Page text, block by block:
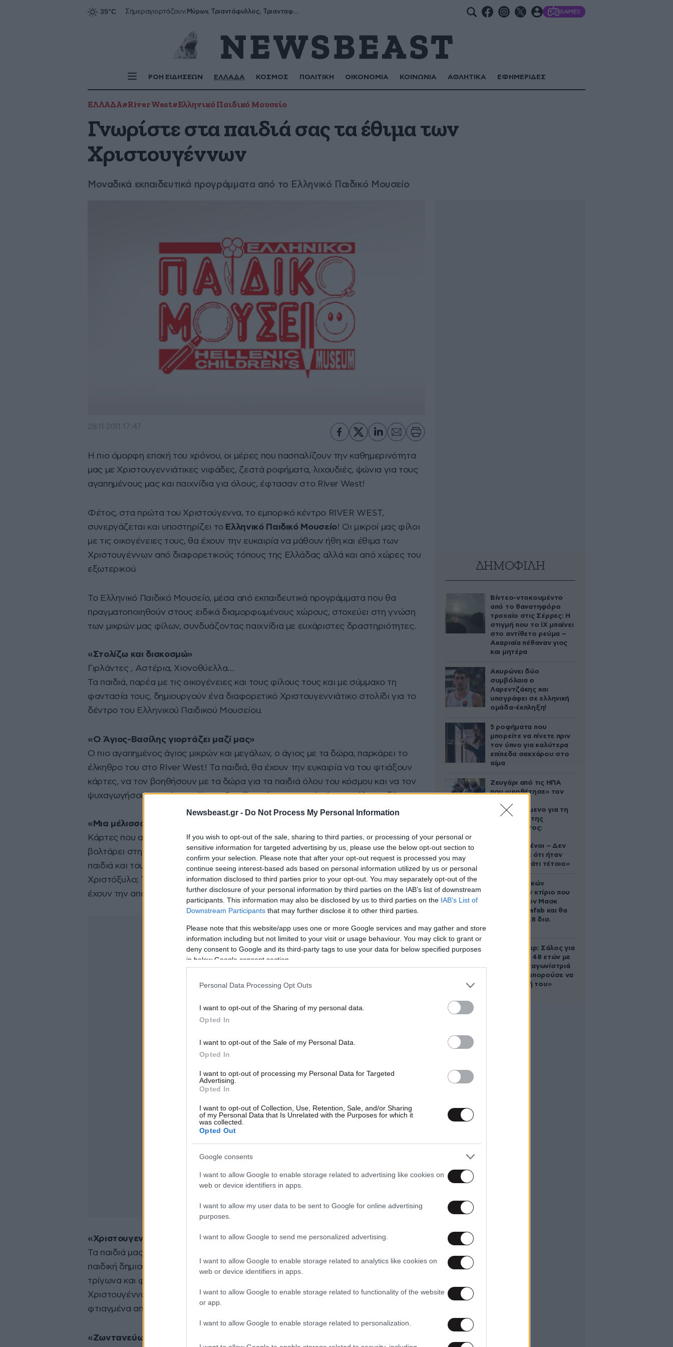
Newsbeast.gr - Do Not Process My Personal Information
If you wish to opt-out of the sale, sharing to third parties, or processing of your personal or
sensitive information for targeted advertising by us, please use the below opt-out section to
confirm your selection. Please note that after your opt-out request is processed you may
continue seeing interest-based ads based on personal information utilized by us or personal
information disclosed to third parties prior to your opt-out. You may separately opt-out of the
further disclosure of your personal information by third parties on the IAB’s list of downstream
participants. This information may also be disclosed by us to third parties on the IAB’s List of
Downstream Participants that may further disclose it to other third parties.
Please note that this website/app uses one or more Google services and may gather and store
information including but not limited to your visit or usage behaviour. You may click to grant or
deny consent to Google and its third-party tags to use your data for below specified purposes
in below Google consent section.
Personal Data Processing Opt Outs
I want to opt-out of the Sharing of my personal data.
Opted In
I want to opt-out of the Sale of my Personal Data.
Opted In
I want to opt-out of processing my Personal Data for Targeted
Advertising.
Opted In
I want to opt-out of Collection, Use, Retention, Sale, and/or Sharing
of my Personal Data that Is Unrelated with the Purposes for which it
was collected.
Opted Out
Google consents
I want to allow Google to enable storage related to advertising like cookies on
web or device identifiers in apps.
I want to allow my user data to be sent to Google for online advertising
purposes.
I want to allow Google to send me personalized advertising.
I want to allow Google to enable storage related to analytics like cookies on
web or device identifiers in apps.
I want to allow Google to enable storage related to functionality of the website
or app.
I want to allow Google to enable storage related to personalization.
Σήμεραγιορτάζουν: Μύρων, Τριαντάφυλλος, Τριανταφυλλιά, Φυλλιώ, Ρόζα GAMES
ΡΟΗ ΕΙΔΗΣΕΩΝ ΕΛΛΑΔΑ ΚΟΣΜΟΣ ΠΟΛΙΤΙΚΗ ΟΙΚΟΝΟΜΙΑ ΚΟΙΝΩΝΙΑ ΑΘΛΗΤΙΚΑ ΕΦΗΜΕΡΙΔΕΣ
ΕΛΛΑΔΑ#River West#Ελληνικό Παιδικό Μουσείο
Γνωρίστε στα παιδιά σας τα έθιμα των
Χριστουγέννων
Μοναδικά εκπαιδευτικά προγράμματα από το Ελληνικό Παιδικό Μουσείο
28·11·2011 17:47
Η πιο όμορφη εποχή του χρόνου, οι μέρες που πασπαλίζουν την καθημερινότητα
μας με Χριστουγεννιάτικες νιφάδες, ζεστά ροφήματα, λιχουδιές, ψώνια για τους
αγαπημένους μας και παιχνίδια για όλους, έφτασαν στο River West!
Φέτος, στα πρώτα του Χριστούγεννα, το εμπορικό κέντρο RIVER WEST,
συνεργάζεται και υποστηρίζει το Ελληνικό Παιδικό Μουσείο! Οι μικροί μας φίλοι
με τις οικογένειες τους, θα έχουν την ευκαιρία να μάθουν ήθη και έθιμα των
Χριστουγέννων από διαφορετικούς τόπους της Ελλάδας αλλά και από χώρες του
εξωτερικού.
Το Ελληνικό Παιδικό Μουσείο, μέσα από εκπαιδευτικά προγράμματα που θα
πραγματοποιηθούν στους ειδικά διαμορφωμένους χώρους, στοχεύει στη γνώση
των μικρών μας φίλων, συνδυάζοντας παιχνίδια με ευχάριστες δραστηριότητες.
«Στολίζω και διακοσμώ»
Γιρλάντες , Αστέρια, Χιονοθύελλα…
Τα παιδιά, παρέα με τις οικογένειες και τους φίλους τους και με σύμμαχο τη
φαντασία τους, δημιουργούν ένα διαφορετικό Χριστουγεννιάτικο στολίδι για το
δέντρο του Ελληνικού Παιδικού Μουσείου.
«Ο Άγιος-Βασίλης γιορτάζει μαζί μας»
Ο πιο αγαπημένος άγιος μικρών και μεγάλων, ο άγιος με τα δώρα, παρκάρει το
έλκηθρο του στο River West! Τα παιδιά, θα έχουν την ευκαιρία να του φτιάξουν
κάρτες, να τον βοηθήσουν με τα δώρα για τα παιδιά όλου του κόσμου και να τον
ψυχαγωγήσουν γιατί, και ο Άγιος-Βασίλης είναι και αυτός ένα μεγάλο παιδί!
«Μια μέλισσα θυμάται τα Χριστούγεννα»
Κάρτες που αναπαριστούν Χριστουγεννιάτικα έθιμα και μια… μέλισσα που
βολτάρει στην πίστα των Χριστουγέννων, γίνονται το αγαπημένο παιχνίδι για τα
παιδιά και τους γονείς τους. Ποιο έθιμο θυμάται κάθε φορά η μέλισσα ; Το
Χριστόξυλο; Το σπάσιμο του ροδιού; Τους Μωμόγερους; Μόνο οι μικροί φίλοι
έχουν την απάντηση!
«Χριστουγεννιάτικη μουσική παρακαλώ!»
Τα παιδιά μας … ψάλλουν! Τα κάλαντα, είναι ο ήχος των Χριστουγέννων και μόνο η
παιδική δημιουργικότητα μπορεί να φτιάξει το τύμπανο των Χριστουγέννων, τα
τρίγωνα και φυσικά, το μουσικό κουτί που φυλά όλη τη μαγεία των
Χριστουγέννων! Παραδοσιακά τραγούδια θα ζωντανέψουν με μουσικά όργανα
φτιαγμένα από παιδικά χεράκια!
«Ζωντανεύω τα Χριστούγεννα του… τότε!»
ΔΗΜΟΦΙΛΗ
Βίντεο-ντοκουμέντο
από το θανατηφόρο
τροχαίο στις Σέρρες: Η
στιγμή που το ΙΧ μπαίνει
στο αντίθετο ρεύμα –
Ακαριαία πέθαναν γιος
και μητέρα
Ακυρώνει δύο
συμβόλαια ο
Λαρεντζάκης και
υπογράφει σε ελληνική
ομάδα-έκπληξη!
5 ροφήματα που
μπορείτε να πίνετε πριν
τον ύπνο για καλύτερα
επίπεδα σακχάρου στο
αίμα
Ζευγάρι από τις ΗΠΑ
που «υιοθέτησε» τον
κατηγορούμενο για τη
δολοφονία της
Ελίζαμπεθ Ρος:
συντετριμμένοι – Δεν
έδειξε ποτέ ότι ήταν
ικανός για κάτι τέτοιο»
Το φαραωνικών
διαστάσεων κτίριο που
χτίζει ο Έλον Μασκ
λέγεται Terafab και θα
κοστίσει 16,8 δισ.
Ρίτσαρντ Γκιρ: Σάλος για
τη διαφορά 48 ετών με
τη συμπρωταγωνίστριά
του – «Θα μπορούσε να
είναι εγγονή του»